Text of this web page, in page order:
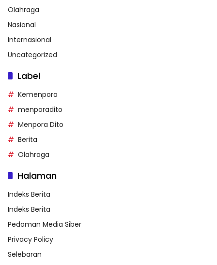
Olahraga
Nasional
Internasional
Uncategorized
Label
Kemenpora
menporadito
Menpora Dito
Berita
Olahraga
Halaman
Indeks Berita
Indeks Berita
Pedoman Media Siber
Privacy Policy
Selebaran